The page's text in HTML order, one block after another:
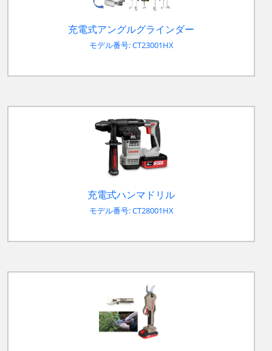
充電式アングルグラインダー
モデル番号: CT23001HX
充電式ハンマドリル
モデル番号: CT28001HX